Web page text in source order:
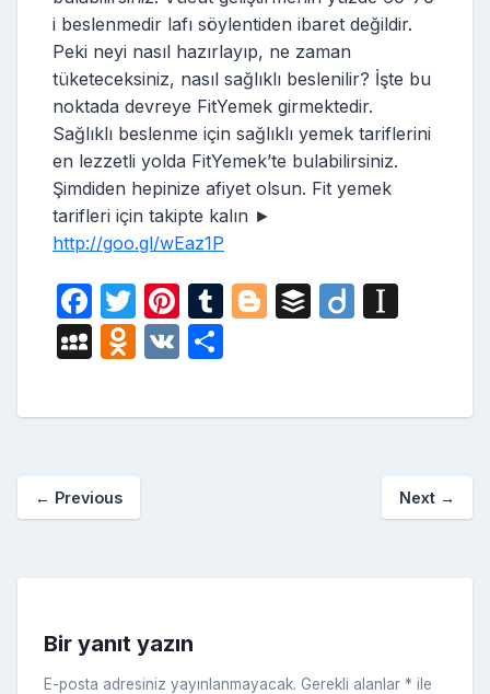
i beslenmedir lafı söylentiden ibaret değildir.
Peki neyi nasıl hazırlayıp, ne zaman
tüketeceksiniz, nasıl sağlıklı beslenilir? İşte bu
noktada devreye FitYemek girmektedir.
Sağlıklı beslenme için sağlıklı yemek tariflerini
en lezzetli yolda FitYemek’te bulabilirsiniz.
Şimdiden hepinize afiyet olsun. Fit yemek
tarifleri için takipte kalın ►
http://goo.gl/wEaz1P
F
a
c
e
o
T
w
itt
er
Pi
nt
er
e
T
bl
Bl
g
B
r
Di
p
er
M
S
a
c
O
n
a
ki
V
ar
← Previous Next →
Bir yanıt yazın
E-posta adresiniz yayınlanmayacak. Gerekli alanlar * ile